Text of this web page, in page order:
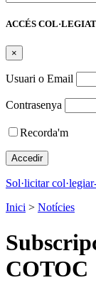
ACCÉS
×
Usuari o Email
Contrasenya
Recorda'm
Sol·licitar
Inici > Notícies
COTOC